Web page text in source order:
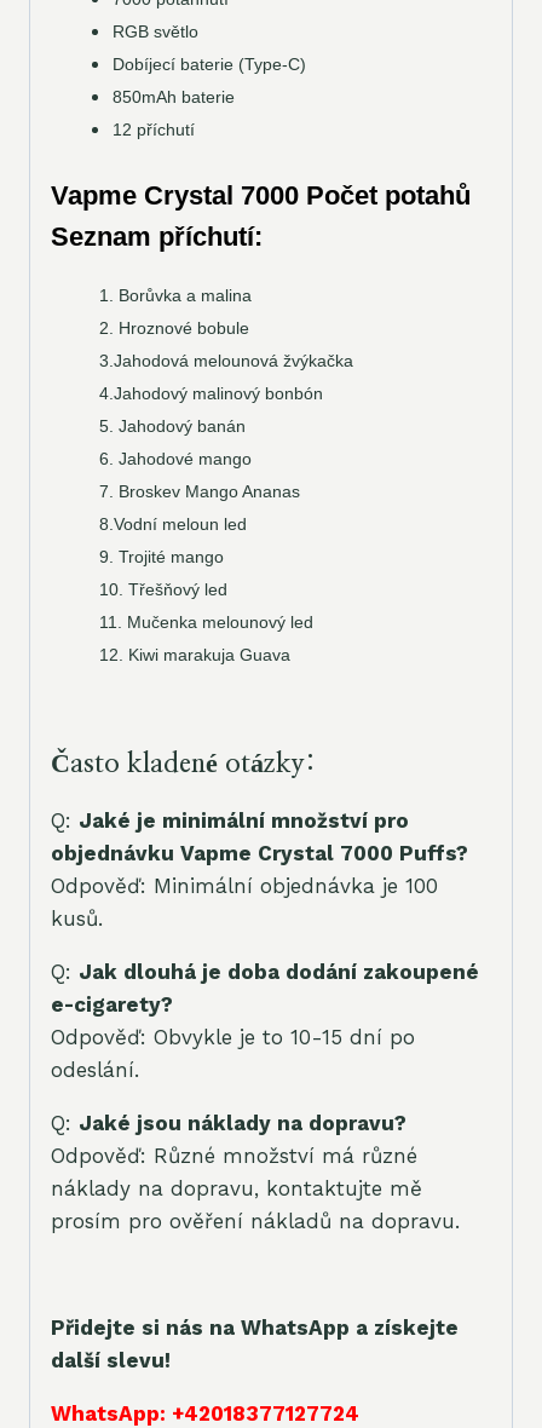
RGB světlo
Dobíjecí baterie (Type-C)
850mAh baterie
12 příchutí
Vapme Crystal 7000 Počet potahů
Seznam příchutí:
1. Borůvka a malina
2. Hroznové bobule
3.Jahodová melounová žvýkačka
4.Jahodový malinový bonbón
5. Jahodový banán
6. Jahodové mango
7. Broskev Mango Ananas
8.Vodní meloun led
9. Trojité mango
10. Třešňový led
11. Mučenka melounový led
12. Kiwi marakuja Guava
Často kladené otázky:
Q: Jaké je minimální množství pro
objednávku Vapme Crystal 7000 Puffs?
Odpověď: Minimální objednávka je 100
kusů.
Q: Jak dlouhá je doba dodání zakoupené
e-cigarety?
Odpověď: Obvykle je to 10-15 dní po
odeslání.
Q: Jaké jsou náklady na dopravu?
Odpověď: Různé množství má různé
náklady na dopravu, kontaktujte mě
prosím pro ověření nákladů na dopravu.
Přidejte si nás na WhatsApp a získejte
další slevu!
WhatsApp: +42018377127724